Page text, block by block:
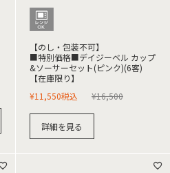
【のし・包装不可】
■特別価格■デイジーベル カップ
&ソーサーセット(ピンク)(6客)
【在庫限り】
¥16,500
¥11,550税込
詳細を見る